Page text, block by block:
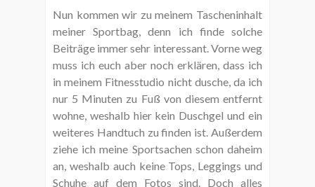
Nun kommen wir zu meinem Tascheninhalt
meiner Sportbag, denn ich finde solche
Beiträge immer sehr interessant. Vorne weg
muss ich euch aber noch erklären, dass ich
in meinem Fitnesstudio nicht dusche, da ich
nur 5 Minuten zu Fuß von diesem entfernt
wohne, weshalb hier kein Duschgel und ein
weiteres Handtuch zu finden ist. Außerdem
ziehe ich meine Sportsachen schon daheim
an, weshalb auch keine Tops, Leggings und
Schuhe auf dem Fotos sind. Doch alles